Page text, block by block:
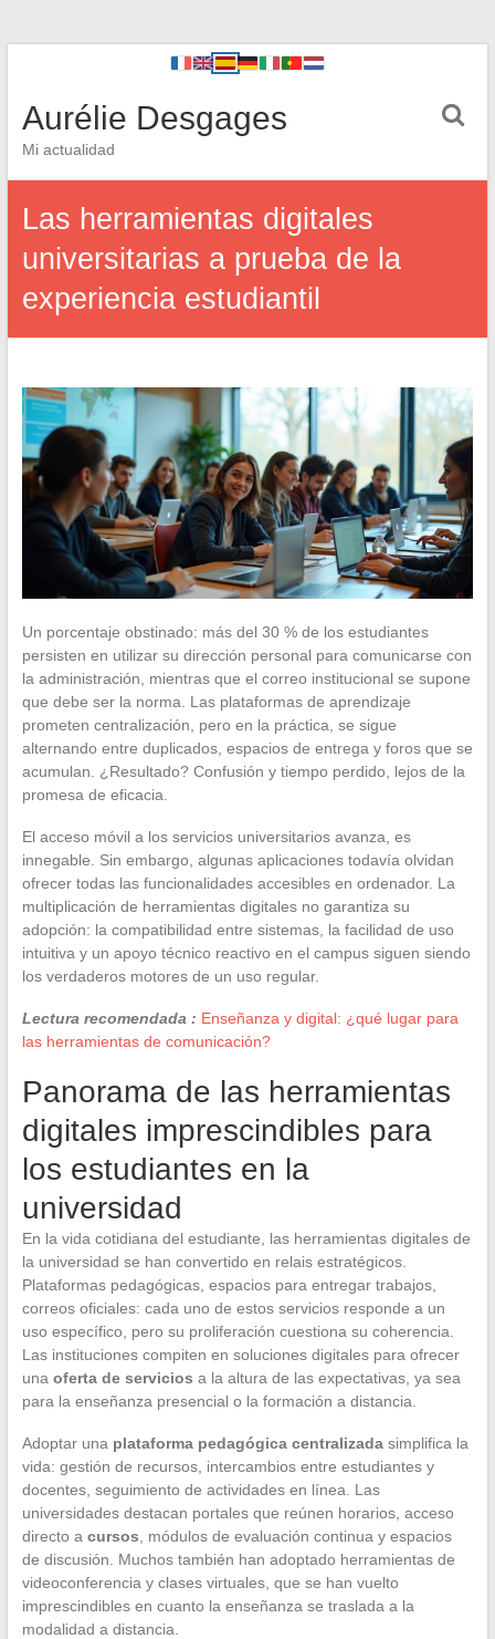
Aurélie Desgages
Mi actualidad
Las herramientas digitales
universitarias a prueba de la
experiencia estudiantil
Un porcentaje obstinado: más del 30 % de los estudiantes
persisten en utilizar su dirección personal para comunicarse con
la administración, mientras que el correo institucional se supone
que debe ser la norma. Las plataformas de aprendizaje
prometen centralización, pero en la práctica, se sigue
alternando entre duplicados, espacios de entrega y foros que se
acumulan. ¿Resultado? Confusión y tiempo perdido, lejos de la
promesa de eficacia.
El acceso móvil a los servicios universitarios avanza, es
innegable. Sin embargo, algunas aplicaciones todavía olvidan
ofrecer todas las funcionalidades accesibles en ordenador. La
multiplicación de herramientas digitales no garantiza su
adopción: la compatibilidad entre sistemas, la facilidad de uso
intuitiva y un apoyo técnico reactivo en el campus siguen siendo
los verdaderos motores de un uso regular.
Lectura recomendada : Enseñanza y digital: ¿qué lugar para
las herramientas de comunicación?
Panorama de las herramientas
digitales imprescindibles para
los estudiantes en la
universidad
En la vida cotidiana del estudiante, las herramientas digitales de
la universidad se han convertido en relais estratégicos.
Plataformas pedagógicas, espacios para entregar trabajos,
correos oficiales: cada uno de estos servicios responde a un
uso específico, pero su proliferación cuestiona su coherencia.
Las instituciones compiten en soluciones digitales para ofrecer
una oferta de servicios a la altura de las expectativas, ya sea
para la enseñanza presencial o la formación a distancia.
Adoptar una plataforma pedagógica centralizadasimplifica la
vida: gestión de recursos, intercambios entre estudiantes y
docentes, seguimiento de actividades en línea. Las
universidades destacan portales que reúnen horarios, acceso
directo a cursos , módulos de evaluación continua y espacios
de discusión. Muchos también han adoptado herramientas de
videoconferencia y clases virtuales, que se han vuelto
imprescindibles en cuanto la enseñanza se traslada a la
modalidad a distancia.